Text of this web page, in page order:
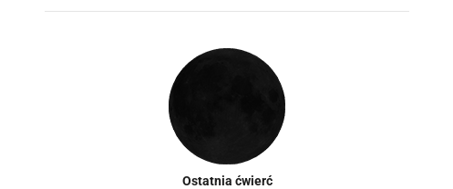
Ostatnia ćwierć